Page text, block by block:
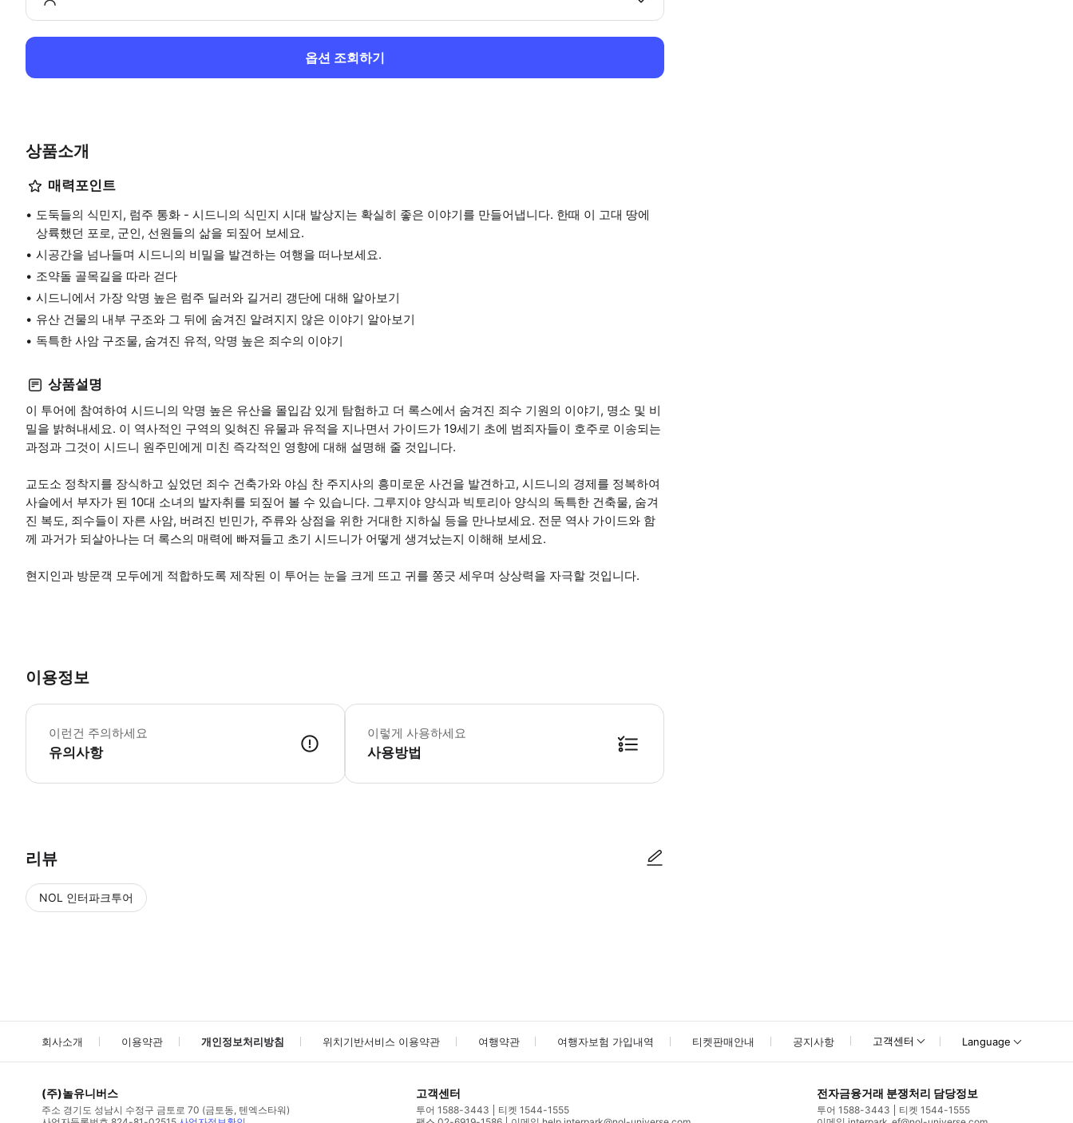
옵션 조회하기
상품소개
매력포인트
도둑들의 식민지, 럼주 통화 - 시드니의 식민지 시대 발상지는 확실히 좋은 이야기를 만들어냅니다. 한때 이 고대 땅에
상륙했던 포로, 군인, 선원들의 삶을 되짚어 보세요.
시공간을 넘나들며 시드니의 비밀을 발견하는 여행을 떠나보세요.
조약돌 골목길을 따라 걷다
시드니에서 가장 악명 높은 럼주 딜러와 길거리 갱단에 대해 알아보기
유산 건물의 내부 구조와 그 뒤에 숨겨진 알려지지 않은 이야기 알아보기
독특한 사암 구조물, 숨겨진 유적, 악명 높은 죄수의 이야기
상품설명
이 투어에 참여하여 시드니의 악명 높은 유산을 몰입감 있게 탐험하고 더 록스에서 숨겨진 죄수 기원의 이야기, 명소 및 비
밀을 밝혀내세요. 이 역사적인 구역의 잊혀진 유물과 유적을 지나면서 가이드가 19세기 초에 범죄자들이 호주로 이송되는
과정과 그것이 시드니 원주민에게 미친 즉각적인 영향에 대해 설명해 줄 것입니다.
교도소 정착지를 장식하고 싶었던 죄수 건축가와 야심 찬 주지사의 흥미로운 사건을 발견하고, 시드니의 경제를 정복하여
사슬에서 부자가 된 10대 소녀의 발자취를 되짚어 볼 수 있습니다. 그루지야 양식과 빅토리아 양식의 독특한 건축물, 숨겨
진 복도, 죄수들이 자른 사암, 버려진 빈민가, 주류와 상점을 위한 거대한 지하실 등을 만나보세요. 전문 역사 가이드와 함
께 과거가 되살아나는 더 록스의 매력에 빠져들고 초기 시드니가 어떻게 생겨났는지 이해해 보세요.
현지인과 방문객 모두에게 적합하도록 제작된 이 투어는 눈을 크게 뜨고 귀를 쫑긋 세우며 상상력을 자극할 것입니다.
이용정보
이런건 주의하세요
유의사항
• 이 투어는 성인 주제와 개념을 포함하므로 14세 이상에게 가장 적합합니다 • 더 록스의 지형 특성상 일부 구간에서 계단이 불가피합니다 • 특별 지원이
이렇게 사용하세요
사용방법
리뷰
NOL 인터파크투어
회사소개 이용약관 개인정보처리방침 위치기반서비스 이용약관 여행약관 여행자보험 가입내역 티켓판매안내 공지사항 고객센터 Language
(주)놀유니버스
주소 경기도 성남시 수정구 금토로 70 (금토동, 텐엑스타워)
고객센터
투어 1588-3443
티켓 1544-1555
전자금융거래 분쟁처리 담당정보
투어 1588-3443
티켓 1544-1555